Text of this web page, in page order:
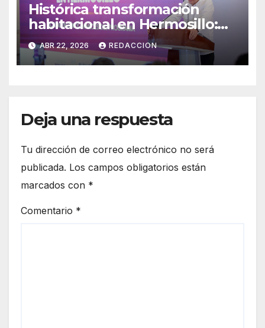
Histórica transformación
habitacional en Hermosillo:
Proyectan 20 mil viviendas
con suelo gratuito e
infraestructura
ABR 22, 2026 REDACCION
Deja una respuesta
Tu dirección de correo electrónico no será
publicada. Los campos obligatorios están
marcados con *
Comentario *